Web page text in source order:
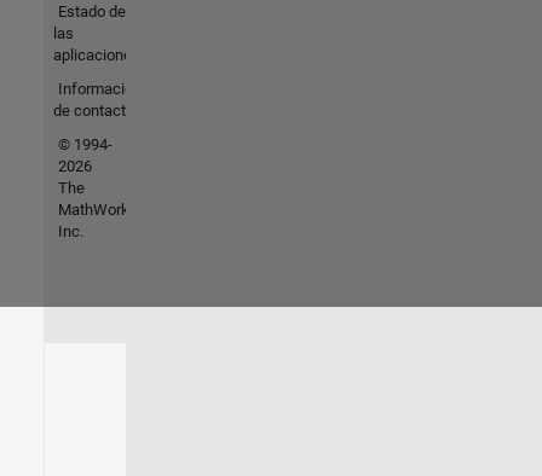
Estado de
las
aplicaciones
Información
de contacto
© 1994-
2026
The
MathWorks,
Inc.